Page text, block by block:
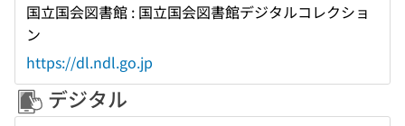
国立国会図書館 : 国立国会図書館デジタルコレクショ
ン
https://dl.ndl.go.jp
デジタル